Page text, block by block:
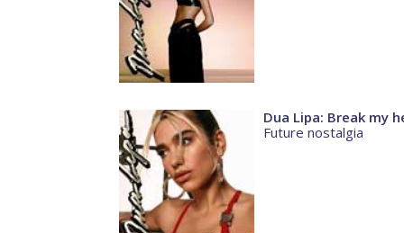
Dua Lipa: Break my
Future nostalgia